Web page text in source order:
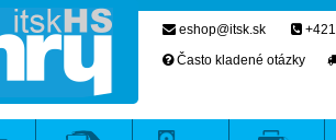
eshop@itsk.sk
Často kladené otázky